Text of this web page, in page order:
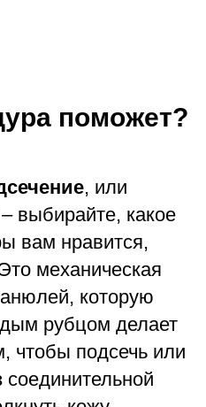
поможет?
, или
– выбирайте, какое
вам нравится,
механическая
которую
рубцом делает
чтобы подсечь или
соединительной